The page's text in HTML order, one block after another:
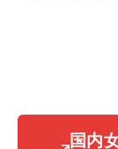
国内